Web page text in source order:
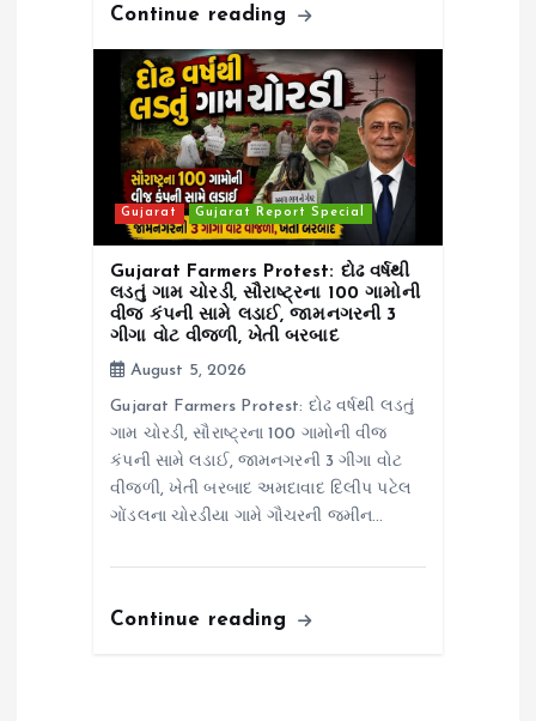
Continue reading
Gujarat Gujarat Report Special
Gujarat Farmers Protest: દોઢ વર્ષથી
લડતું ગામ ચોરડી, સૌરાષ્ટ્રના 100 ગામોની
વીજ કંપની સામે લડાઈ, જામનગરની 3
ગીગા વોટ વીજળી, ખેતી બરબાદ
August 5, 2026
Gujarat Farmers Protest: દોઢ વર્ષથી લડતું
ગામ ચોરડી, સૌરાષ્ટ્રના 100 ગામોની વીજ
કંપની સામે લડાઈ, જામનગરની 3 ગીગા વોટ
વીજળી, ખેતી બરબાદ અમદાવાદ દિલીપ પટેલ
ગોંડલના ચોરડીયા ગામે ગૌચરની જમીન…
Continue reading